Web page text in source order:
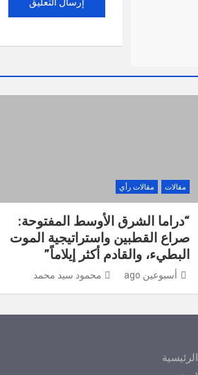
مقالات مقالات رأي
“دراما الشرق الأوسط المفتوحة:
صراع القطبين واستراتيجية الموت
البطيء، والقادم أكثر إيلاماً”
أسبوعين ago محمود سيد محمد
الرئيسية